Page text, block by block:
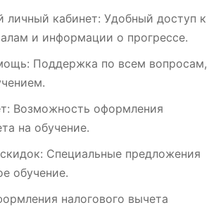
личный кабинет: Удобный доступ к
и информации о прогрессе.
Поддержка по всем вопросам,
Возможность оформления
на обучение.
Специальные предложения
обучение.
налогового вычета